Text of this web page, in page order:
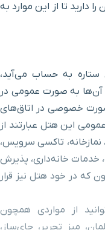
را دارید تا از این موارد به
به حساب می‌آید،
آن‌ها به صورت عمومی در
خصوصی در اتاق‌های
این هتل عبارتند از
تاکسی سرویس،
خدمات خانه‌داری، پذیرش
که در خود هتل نیز قرار
از مواردی همچون
میز تحریر، چای‌ساز،